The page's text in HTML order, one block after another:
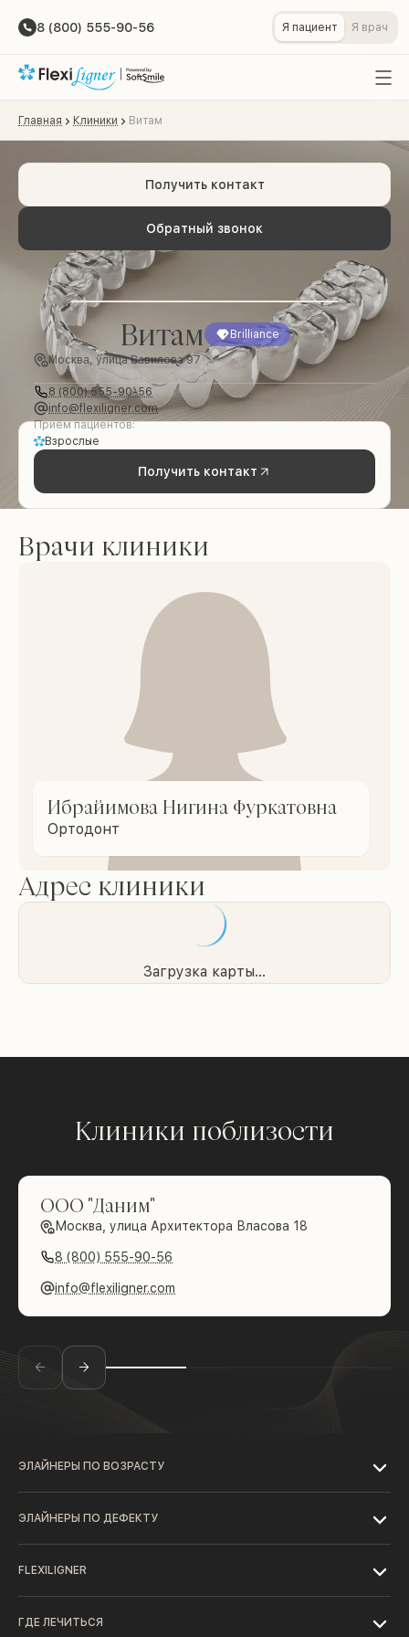
8 (800) 555-90-56 Я пациент Я врач
Главная Клиники Витам
Обратный звонок
Получить контакт
Витам
Brilliance
Москва, улица Вавилова 97
8 (800) 555-90-56
info@flexiligner.com
Приём пациентов:
Взрослые
Получить контакт
Врачи клиники
Ибрайимова Нигина Фуркатовна
Ортодонт
Адрес клиники
Загрузка карты...
Клиники поблизости
ООО "Даним"
Москва, улица Архитектора Власова 18
8 (800) 555-90-56
info@flexiligner.com
ЭЛАЙНЕРЫ ПО ВОЗРАСТУ
ЭЛАЙНЕРЫ ПО ДЕФЕКТУ
FLEXILIGNER
ГДЕ ЛЕЧИТЬСЯ